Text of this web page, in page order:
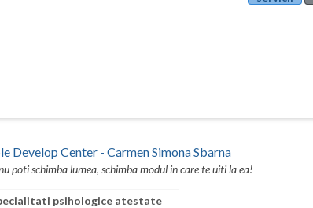
Develop Center - Carmen Simona Sbarna
poti schimba lumea, schimba modul in care te uiti la ea!
psihologice atestate